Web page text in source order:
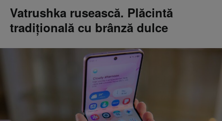
Vatrushka rusească. Plăcintă
tradițională cu brânză dulce